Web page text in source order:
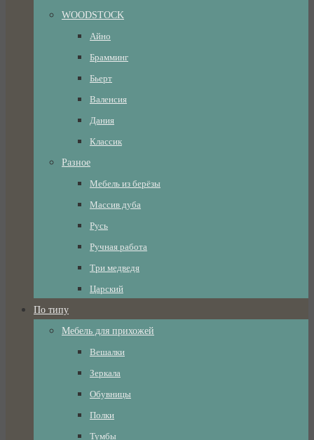
WOODSTOCK
Айно
Брамминг
Бьерт
Валенсия
Дания
Классик
Разное
Мебель из берёзы
Массив дуба
Русь
Ручная работа
Три медведя
Царский
По типу
Мебель для прихожей
Вешалки
Зеркала
Обувницы
Полки
Тумбы